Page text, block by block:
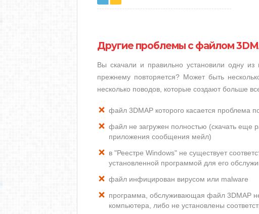
Другие проблемы с файлом
Вы скачали и правильно установили одну
прежнему повторяется? Может быть
несколько поводов, которые создают больше
файл 3DMAP которого касается проблема
файл не загружен полностью (скачать еще
приложения сообщения мейл)
в "Реестре Windows" не существует
установленной программой для его
файл инфицирован вирусом или malware
программа, обслуживающая файл 3DMAP
компьютера, либо не установлены